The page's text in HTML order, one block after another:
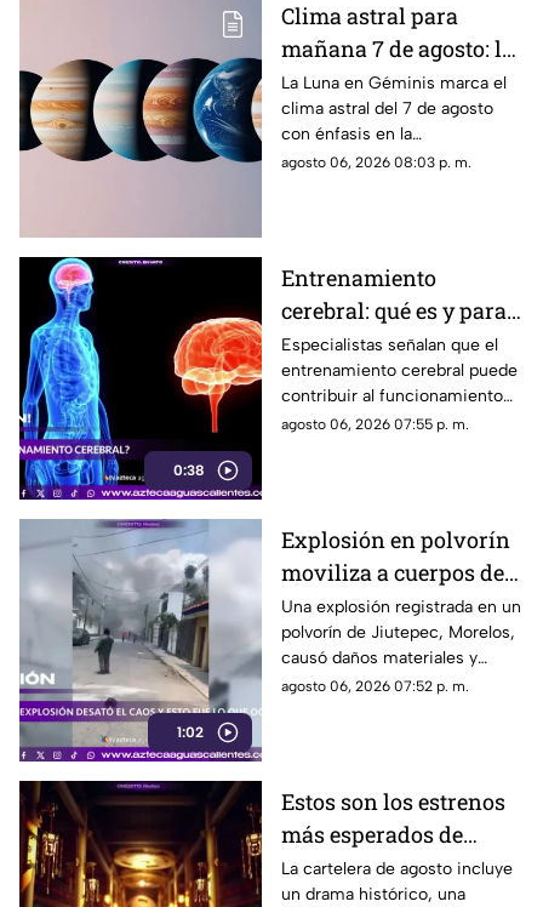
Clima astral para
mañana 7 de agosto: la
Luna cambia a Géminis
y favorece la
comunicación
La Luna en Géminis marca el
clima astral del 7 de agosto
con énfasis en la
comunicación, las ideas y los
agosto 06, 2026 08:03 p. m.
0:38
Entrenamiento
cerebral: qué es y para
qué sirve
Especialistas señalan que el
entrenamiento cerebral puede
contribuir al funcionamiento
cognitivo cuando se combina
agosto 06, 2026 07:55 p. m.
1:02
Explosión en polvorín
moviliza a cuerpos de
emergencia
Una explosión registrada en un
polvorín de Jiutepec, Morelos,
causó daños materiales y
generó un operativo de
agosto 06, 2026 07:52 p. m.
Estos son los estrenos
más esperados de
agosto
La cartelera de agosto incluye
un drama histórico, una